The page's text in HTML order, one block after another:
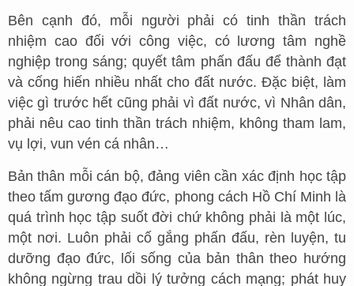
Bên cạnh đó, mỗi người phải có tinh thần trách
nhiệm cao đối với công việc, có lương tâm nghề
nghiệp trong sáng; quyết tâm phấn đấu để thành đạt
và cống hiến nhiều nhất cho đất nước. Đặc biệt, làm
việc gì trước hết cũng phải vì đất nước, vì Nhân dân,
phải nêu cao tinh thần trách nhiệm, không tham lam,
vụ lợi, vun vén cá nhân…
Bản thân mỗi cán bộ, đảng viên cần xác định học tập
theo tấm gương đạo đức, phong cách Hồ Chí Minh là
quá trình học tập suốt đời chứ không phải là một lúc,
một nơi. Luôn phải cố gắng phấn đấu, rèn luyện, tu
dưỡng đạo đức, lối sống của bản thân theo hướng
không ngừng trau dồi lý tưởng cách mạng; phát huy